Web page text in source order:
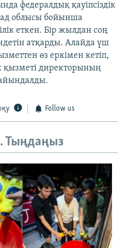
федералдық қауіпсіздік
облысы бойынша
еткен. Бір жылдан соң
атқарды. Алайда үш
өз еркімен кетіп,
қызметі директорының
Follow us
Тыңдаңыз